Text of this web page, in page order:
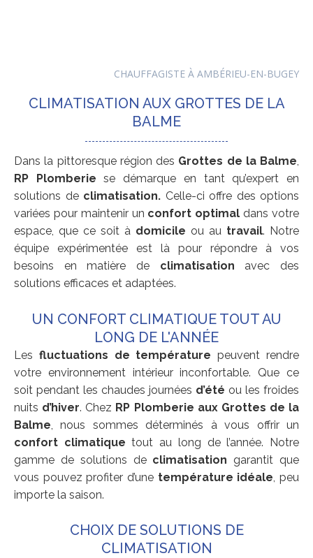
CHAUFFAGISTE À AMBÉRIEU-EN-BUGEY
CLIMATISATION AUX GROTTES DE LA
BALME
Dans la pittoresque région des Grottes de la Balme,
RP Plomberie se démarque en tant qu’expert en
solutions de climatisation. Celle-ci offre des options
variées pour maintenir un confort optimal dans votre
espace, que ce soit à domicile ou au travail. Notre
équipe expérimentée est là pour répondre à vos
besoins en matière de climatisation avec des
solutions efficaces et adaptées.
UN CONFORT CLIMATIQUE TOUT AU
LONG DE L'ANNÉE
Les fluctuations de température peuvent rendre
votre environnement intérieur inconfortable. Que ce
soit pendant les chaudes journées d’été ou les froides
nuits d’hiver. Chez RP Plomberie aux Grottes de la
Balme, nous sommes déterminés à vous offrir un
confort climatique tout au long de l’année. Notre
gamme de solutions de climatisation garantit que
vous pouvez profiter d’une température idéale, peu
importe la saison.
CHOIX DE SOLUTIONS DE
CLIMATISATION